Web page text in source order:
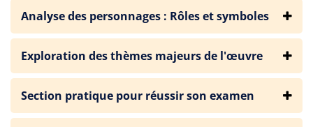
Analyse des personnages : Rôles et symboles
Exploration des thèmes majeurs de l'œuvre
Section pratique pour réussir son examen